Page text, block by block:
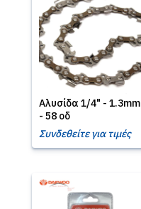
Αλυσίδα 1/4" - 1.3mm
- 58 οδ
Συνδεθείτε για τιμές